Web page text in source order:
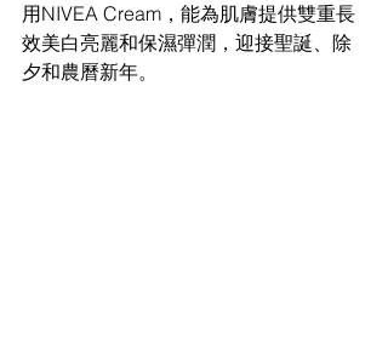
用NIVEA Cream，能為肌膚提供雙重長
效美白亮麗和保濕彈潤，迎接聖誕、除
夕和農曆新年。